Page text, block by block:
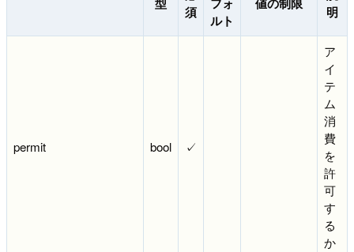
須
ルト
明
permit bool ✓
ア
イ
テ
ム
消
費
を
許
可
す
る
か